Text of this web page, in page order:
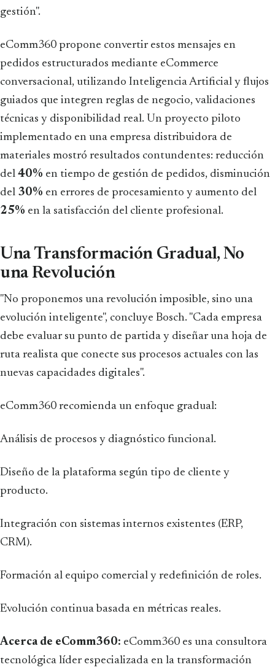
gestión".
eComm360 propone convertir estos mensajes en
pedidos estructurados mediante eCommerce
conversacional, utilizando Inteligencia Artificial y flujos
guiados que integren reglas de negocio, validaciones
técnicas y disponibilidad real. Un proyecto piloto
implementado en una empresa distribuidora de
materiales mostró resultados contundentes: reducción
del 40% en tiempo de gestión de pedidos, disminución
del 30% en errores de procesamiento y aumento del
25% en la satisfacción del cliente profesional.
Una Transformación Gradual, No
una Revolución
"No proponemos una revolución imposible, sino una
evolución inteligente", concluye Bosch. "Cada empresa
debe evaluar su punto de partida y diseñar una hoja de
ruta realista que conecte sus procesos actuales con las
nuevas capacidades digitales".
eComm360 recomienda un enfoque gradual:
Análisis de procesos y diagnóstico funcional.
Diseño de la plataforma según tipo de cliente y
producto.
Integración con sistemas internos existentes (ERP,
CRM).
Formación al equipo comercial y redefinición de roles.
Evolución continua basada en métricas reales.
Acerca de eComm360: eComm360 es una consultora
tecnológica líder especializada en la transformación